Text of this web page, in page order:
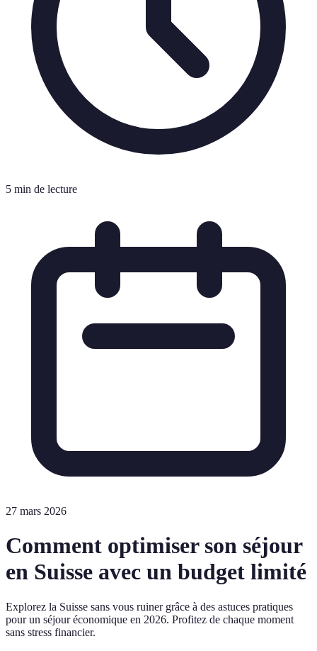
5 min de lecture
27 mars 2026
Comment optimiser son séjour
en Suisse avec un budget limité
Explorez la Suisse sans vous ruiner grâce à des astuces pratiques
pour un séjour économique en 2026. Profitez de chaque moment
sans stress financier.